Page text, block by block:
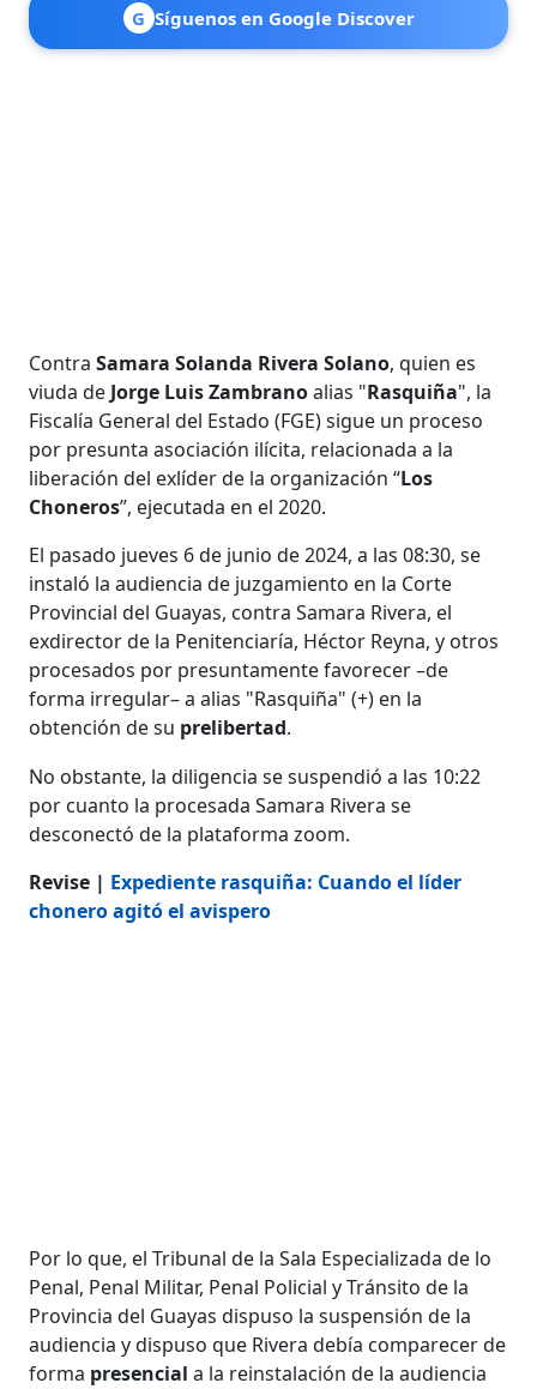
G Síguenos en Google Discover
ContraSamara Solanda Rivera Solano, quien es
viuda de Jorge Luis Zambranoalias "Rasquiña", la
Fiscalía General del Estado (FGE) sigue un proceso
por presunta asociación ilícita, relacionada a la
liberación del exlíder de la organización “Los
Choneros”, ejecutada en el 2020.
El pasado jueves 6 de junio de 2024, a las 08:30, se
instaló la audiencia de juzgamiento en la Corte
Provincial del Guayas, contra Samara Rivera, el
exdirector de la Penitenciaría, Héctor Reyna, y otros
procesados por presuntamente favorecer –de
forma irregular– a alias "Rasquiña" (+) en la
obtención de su prelibertad.
No obstante, la diligencia se suspendió a las 10:22
por cuanto la procesada Samara Rivera se
desconectó de la plataforma zoom.
Revise | Expediente rasquiña: Cuando el líder
chonero agitó el avispero
Por lo que, el Tribunal de la Sala Especializada de lo
Penal, Penal Militar, Penal Policial y Tránsito de la
Provincia del Guayas dispuso la suspensión de la
audiencia y dispuso que Rivera debía comparecer de
forma presencial a la reinstalación de la audiencia